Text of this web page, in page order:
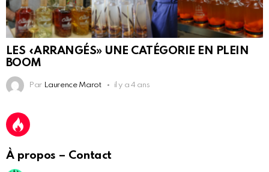
LES «ARRANGÉS» UNE CATÉGORIE EN PLEIN
BOOM
Par Laurence Marot il y a 4 ans
À propos – Contact